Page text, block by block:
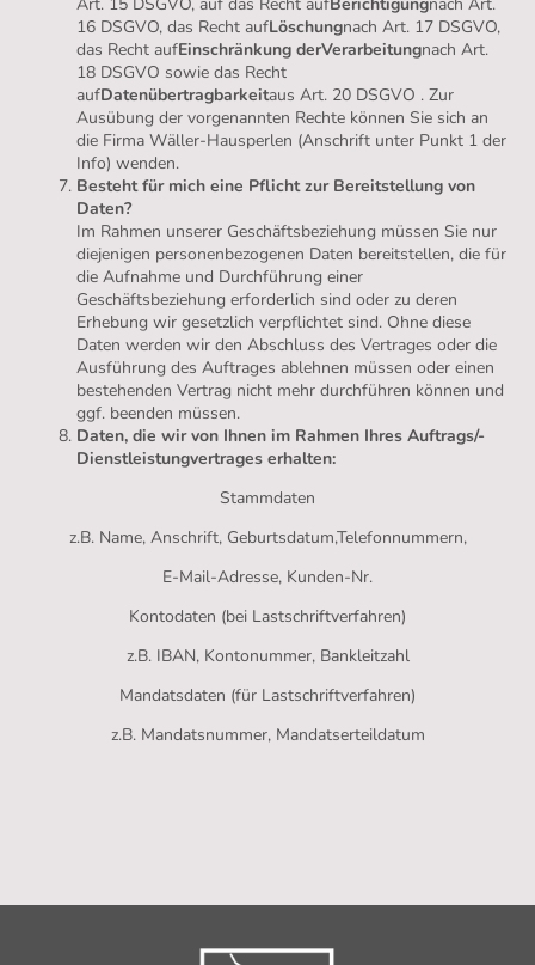
16 DSGVO, das Recht aufLöschungnach Art. 17 DSGVO,
das Recht aufEinschränkung derVerarbeitungnach Art.
18 DSGVO sowie das Recht
aufDatenübertragbarkeitaus Art. 20 DSGVO . Zur
Ausübung der vorgenannten Rechte können Sie sich an
die Firma Wäller-Hausperlen (Anschrift unter Punkt 1 der
Info) wenden.
Besteht für mich eine Pflicht zur Bereitstellung von
Daten?
Im Rahmen unserer Geschäftsbeziehung müssen Sie nur
diejenigen personenbezogenen Daten bereitstellen, die für
die Aufnahme und Durchführung einer
Geschäftsbeziehung erforderlich sind oder zu deren
Erhebung wir gesetzlich verpflichtet sind. Ohne diese
Daten werden wir den Abschluss des Vertrages oder die
Ausführung des Auftrages ablehnen müssen oder einen
bestehenden Vertrag nicht mehr durchführen können und
ggf. beenden müssen.
Daten, die wir von Ihnen im Rahmen Ihres Auftrags/-
Dienstleistungvertrages erhalten:
Stammdaten
z.B. Name, Anschrift, Geburtsdatum,Telefonnummern,
E-Mail-Adresse, Kunden-Nr.
Kontodaten (bei Lastschriftverfahren)
z.B. IBAN, Kontonummer, Bankleitzahl
Mandatsdaten (für Lastschriftverfahren)
z.B. Mandatsnummer, Mandatserteildatum